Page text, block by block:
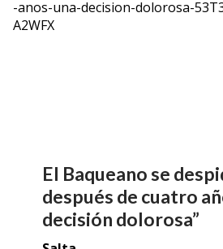
El Baqueano se
después de cuatro
decisión dolorosa”